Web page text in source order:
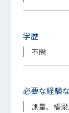
学歴
不問
必要な経験
測量、橋